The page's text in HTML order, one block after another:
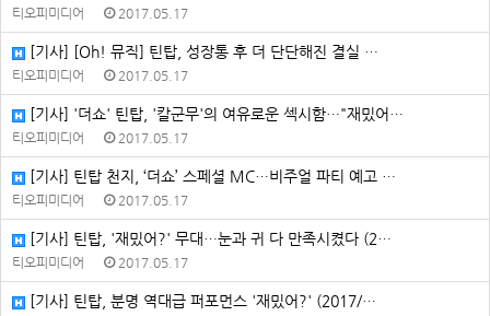
티오피미디어 2017.05.17
[기사] [Oh! 뮤직] 틴탑, 성장통 후 더 단단해진 결실 …
티오피미디어 2017.05.17
[기사] '더쇼' 틴탑, '칼군무'의 여유로운 섹시함…"재밌어…
티오피미디어 2017.05.17
[기사] 틴탑 천지, ‘더쇼’ 스페셜 MC…비주얼 파티 예고 …
티오피미디어 2017.05.17
[기사] 틴탑, '재밌어?' 무대…눈과 귀 다 만족시켰다 (2…
티오피미디어 2017.05.17
[기사] 틴탑, 분명 역대급 퍼포먼스 '재밌어?' (2017/…